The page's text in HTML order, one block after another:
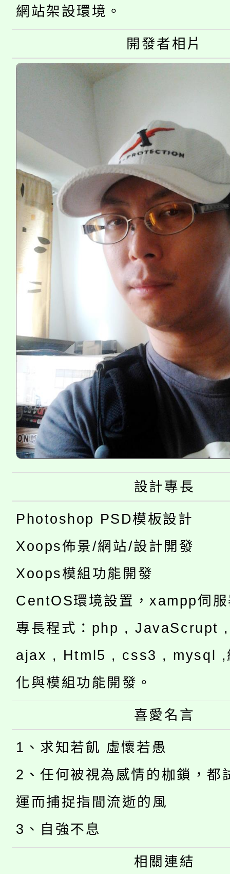
生本土語及新住民語歌
公告本校115學年度第
代理(課)教師甄選結果
公告本校115學年度第
代理(課)教師甄選結果(
轉知中國文化大學推廣
《TA101》溝通分析基
程，歡迎學生輔導中心
心理、諮商輔導、社會
系所師生報名參加。
網站架設環境。
開發者相片
設計專長
Photoshop PSD模板設計
Xoops佈景/網站/設計開發
Xoops模組功能開發
CentOS環境設置，xampp伺
專長程式：php , JavaScrupt
ajax , Html5 , css3 , mysql ,
化與模組功能開發。
喜愛名言
1、求知若飢 虛懷若愚
2、任何被視為感情的枷鎖，都
運而捕捉指間流逝的風
3、自強不息
相關連結